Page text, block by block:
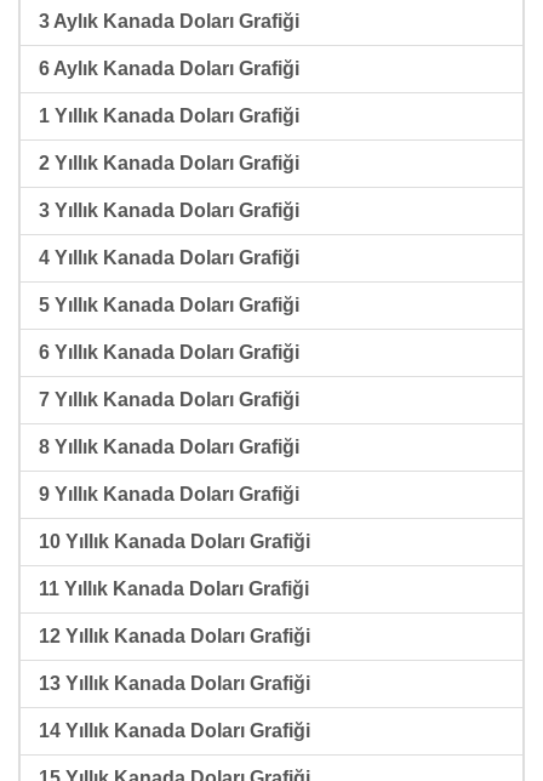
3 Aylık Kanada Doları Grafiği
6 Aylık Kanada Doları Grafiği
1 Yıllık Kanada Doları Grafiği
2 Yıllık Kanada Doları Grafiği
3 Yıllık Kanada Doları Grafiği
4 Yıllık Kanada Doları Grafiği
5 Yıllık Kanada Doları Grafiği
6 Yıllık Kanada Doları Grafiği
7 Yıllık Kanada Doları Grafiği
8 Yıllık Kanada Doları Grafiği
9 Yıllık Kanada Doları Grafiği
10 Yıllık Kanada Doları Grafiği
11 Yıllık Kanada Doları Grafiği
12 Yıllık Kanada Doları Grafiği
13 Yıllık Kanada Doları Grafiği
14 Yıllık Kanada Doları Grafiği